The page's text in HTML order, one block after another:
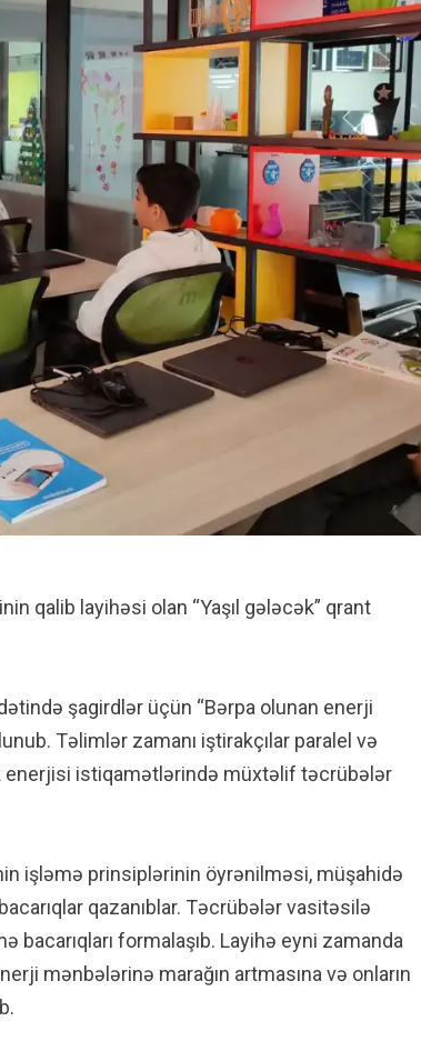
qalib layihəsi olan “Yaşıl gələcək” qrant
şagirdlər üçün “Bərpa olunan enerji
Təlimlər zamanı iştirakçılar paralel və
enerjisi istiqamətlərində müxtəlif təcrübələr
işləmə prinsiplərinin öyrənilməsi, müşahidə
qazanıblar. Təcrübələr vasitəsilə
bacarıqları formalaşıb. Layihə eyni zamanda
mənbələrinə marağın artmasına və onların